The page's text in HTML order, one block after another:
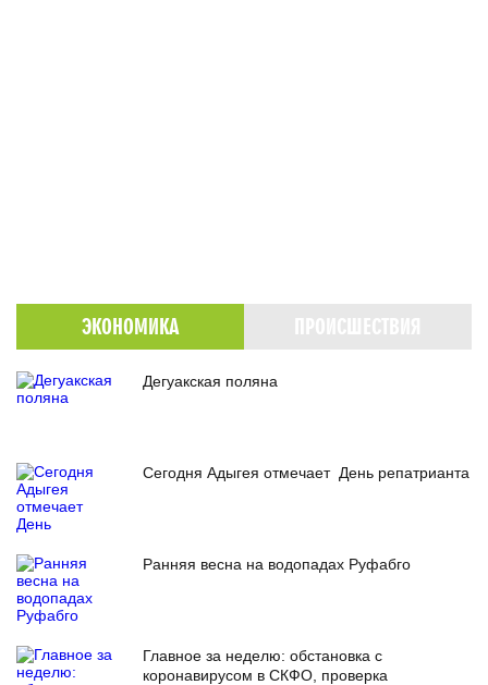
ЭКОНОМИКА
Дегуакская поляна
Сегодня Адыгея отмечает День репатрианта
Ранняя весна на водопадах Руфабго
Главное за неделю: обстановка с
коронавирусом в СКФО, проверка